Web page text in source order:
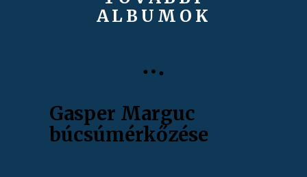
ALBUMOK
Gasper Marguc
búcsúmérkőzése